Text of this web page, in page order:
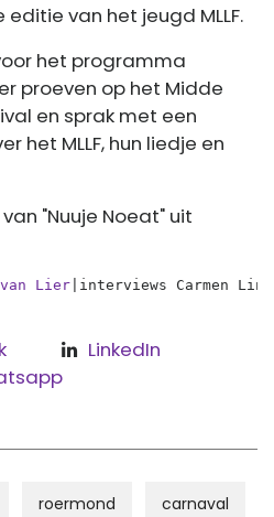
van het jeugd MLLF.
het programma
proeven op het Midde
en sprak met een
het MLLF, hun liedje en
"Nuuje Noeat" uit
van Lier |interviews Carmen
LinkedIn
roermond carnaval